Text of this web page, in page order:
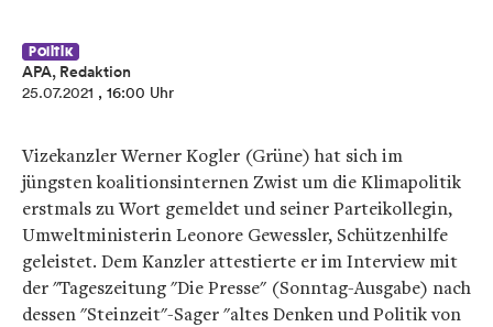
Politik
APA, Redaktion
25.07.2021 , 16:00 Uhr
Vizekanzler Werner Kogler (Grüne) hat sich im
jüngsten koalitionsinternen Zwist um die Klimapolitik
erstmals zu Wort gemeldet und seiner Parteikollegin,
Umweltministerin Leonore Gewessler, Schützenhilfe
geleistet. Dem Kanzler attestierte er im Interview mit
der "Tageszeitung "Die Presse" (Sonntag-Ausgabe) nach
dessen "Steinzeit"-Sager "altes Denken und Politik von